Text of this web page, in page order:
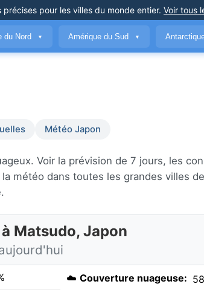
précises pour les villes du monde entier. Voir tous
du Nord ▼ Amérique du Sud ▼
Météo Japon
Voir la prévision de 7 jours, les
météo dans toutes les grandes villes de
Matsudo, Japon
☁️ Couverture nuageuse: